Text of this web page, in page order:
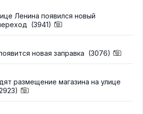
Ленина появился новый
(3941)
новая заправка (3076)
размещение магазина на улице